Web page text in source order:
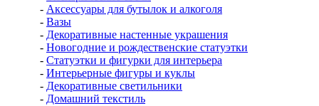
- Аксессуары для бутылок и алкоголя
- Вазы
- Декоративные настенные украшения
- Новогодние и рождественские статуэтки
- Статуэтки и фигурки для интерьера
- Интерьерные фигуры и куклы
- Декоративные светильники
- Домашний текстиль